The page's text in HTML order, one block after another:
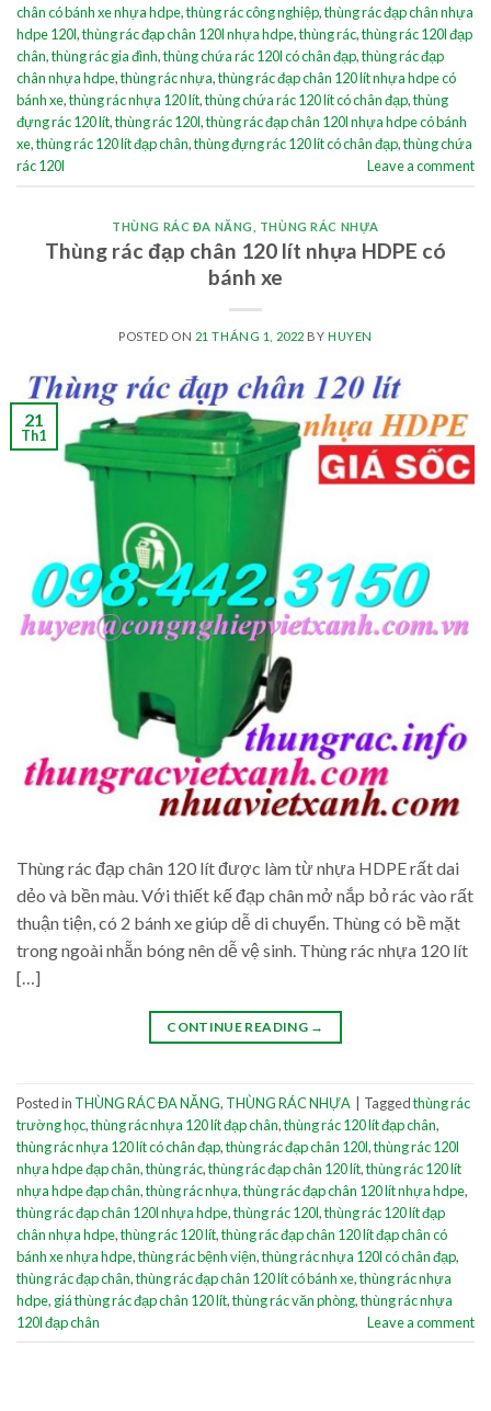
chân có bánh xe nhựa hdpe,thùng rác công nghiệp,thùng rác đạp chân nhựa
hdpe 120l,thùng rác đạp chân 120l nhựa hdpe,thùng rác,thùng rác 120l đạp
chân,thùng rác gia đình,thùng chứa rác 120l có chân đạp,thùng rác đạp
chân nhựa hdpe,thùng rác nhựa,thùng rác đạp chân 120 lít nhựa hdpe có
bánh xe,thùng rác nhựa 120 lít,thùng chứa rác 120 lít có chân đạp,thùng
đựng rác 120 lít,thùng rác 120l,thùng rác đạp chân 120l nhựa hdpe có bánh
xe,thùng rác 120 lít đạp chân,thùng đựng rác 120 lít có chân đạp,thùng chứa
rác 120l
Leave a comment
THÙNG RÁC ĐA NĂNG THÙNG RÁC NHỰA
Thùng rác đạp chân 120 lít nhựa HDPE có
bánh xe
POSTED ON 21 THÁNG 1, 2022 BY HUYEN
21
Th1
Thùng rác đạp chân 120 lít được làm từ nhựa HDPE rất dai
dẻo và bền màu. Với thiết kế đạp chân mở nắp bỏ rác vào rất
thuận tiện, có 2 bánh xe giúp dễ di chuyển. Thùng có bề mặt
trong ngoài nhẵn bóng nên dễ vệ sinh. Thùng rác nhựa 120 lít
[…]
CONTINUE READING →
Posted in THÙNG RÁC ĐA NĂNG, THÙNG RÁC NHỰA Taggedthùng rác
trường học,thùng rác nhựa 120 lít đạp chân,thùng rác 120 lít đạp chân,
thùng rác nhựa 120 lít có chân đạp,thùng rác đạp chân 120l,thùng rác 120l
nhựa hdpe đạp chân,thùng rác,thùng rác đạp chân 120 lít,thùng rác 120 lít
nhựa hdpe đạp chân,thùng rác nhựa,thùng rác đạp chân 120 lít nhựa hdpe,
thùng rác đạp chân 120l nhựa hdpe,thùng rác 120l,thùng rác 120 lít đạp
chân nhựa hdpe,thùng rác 120 lít,thùng rác đạp chân 120 lít đạp chân có
bánh xe nhựa hdpe,thùng rác bệnh viện,thùng rác nhựa 120l có chân đạp,
thùng rác đạp chân,thùng rác đạp chân 120 lít có bánh xe,thùng rác nhựa
hdpe, giá thùng rác đạp chân 120 lít,thùng rác văn phòng,thùng rác nhựa
120l đạp chân
Leave a comment